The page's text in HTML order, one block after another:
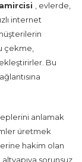
, evlerde,
internet
çekme,
Bu
anlamak
üretmek
hakim olan
sorunsuz